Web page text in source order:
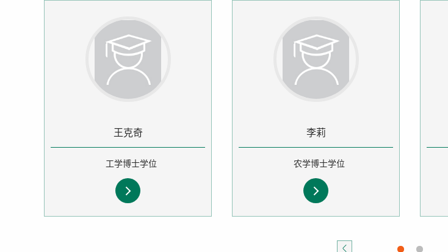
王克奇
工学博士学位
李莉
农学博士学位